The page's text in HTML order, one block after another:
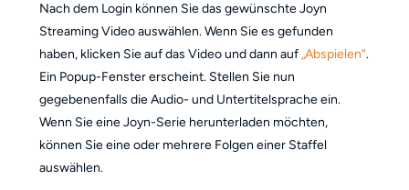
Nach dem Login können Sie das gewünschte Joyn
Streaming Video auswählen. Wenn Sie es gefunden
haben, klicken Sie auf das Video und dann auf„Abspielen“.
Ein Popup-Fenster erscheint. Stellen Sie nun
gegebenenfalls die Audio- und Untertitelsprache ein.
Wenn Sie eine Joyn-Serie herunterladen möchten,
können Sie eine oder mehrere Folgen einer Staffel
auswählen.